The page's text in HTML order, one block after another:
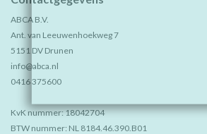
ABCA B.V.
Ant. van Leeuwenhoekweg 7
5151 DV Drunen
info@abca.nl
0416 375600
KvK nummer: 18042704
BTW nummer: NL 8184.46.390.B01